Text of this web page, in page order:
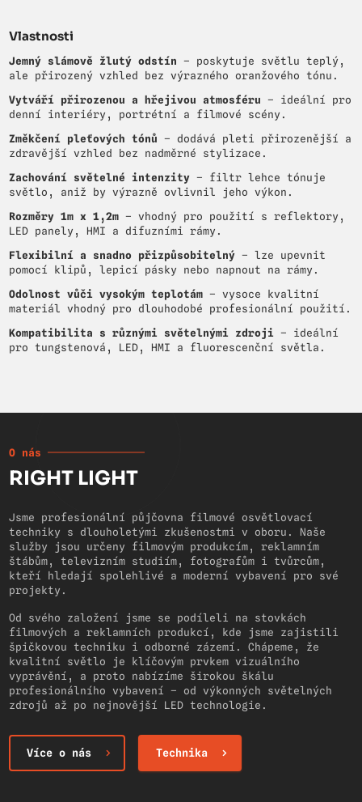
Vlastnosti
Jemný slámově žlutý odstín – poskytuje světlu teplý,
ale přirozený vzhled bez výrazného oranžového tónu.
Vytváří přirozenou a hřejivou atmosféru – ideální pro
denní interiéry, portrétní a filmové scény.
Změkčení pleťových tónů – dodává pleti přirozenější a
zdravější vzhled bez nadměrné stylizace.
Zachování světelné intenzity – filtr lehce tónuje
světlo, aniž by výrazně ovlivnil jeho výkon.
Rozměry 1m x 1,2m – vhodný pro použití s reflektory,
LED panely, HMI a difuzními rámy.
Flexibilní a snadno přizpůsobitelný – lze upevnit
pomocí klipů, lepicí pásky nebo napnout na rámy.
Odolnost vůči vysokým teplotám – vysoce kvalitní
materiál vhodný pro dlouhodobé profesionální použití.
Kompatibilita s různými světelnými zdroji – ideální
pro tungstenová, LED, HMI a fluorescenční světla.
O nás
RIGHT LIGHT
Jsme profesionální půjčovna filmové osvětlovací
techniky s dlouholetými zkušenostmi v oboru. Naše
služby jsou určeny filmovým produkcím, reklamním
štábům, televizním studiím, fotografům i tvůrcům,
kteří hledají spolehlivé a moderní vybavení pro své
projekty.
Od svého založení jsme se podíleli na stovkách
filmových a reklamních produkcí, kde jsme zajistili
špičkovou techniku i odborné zázemí. Chápeme, že
kvalitní světlo je klíčovým prvkem vizuálního
vyprávění, a proto nabízíme širokou škálu
profesionálního vybavení – od výkonných světelných
zdrojů až po nejnovější LED technologie.
Více o nás Technika